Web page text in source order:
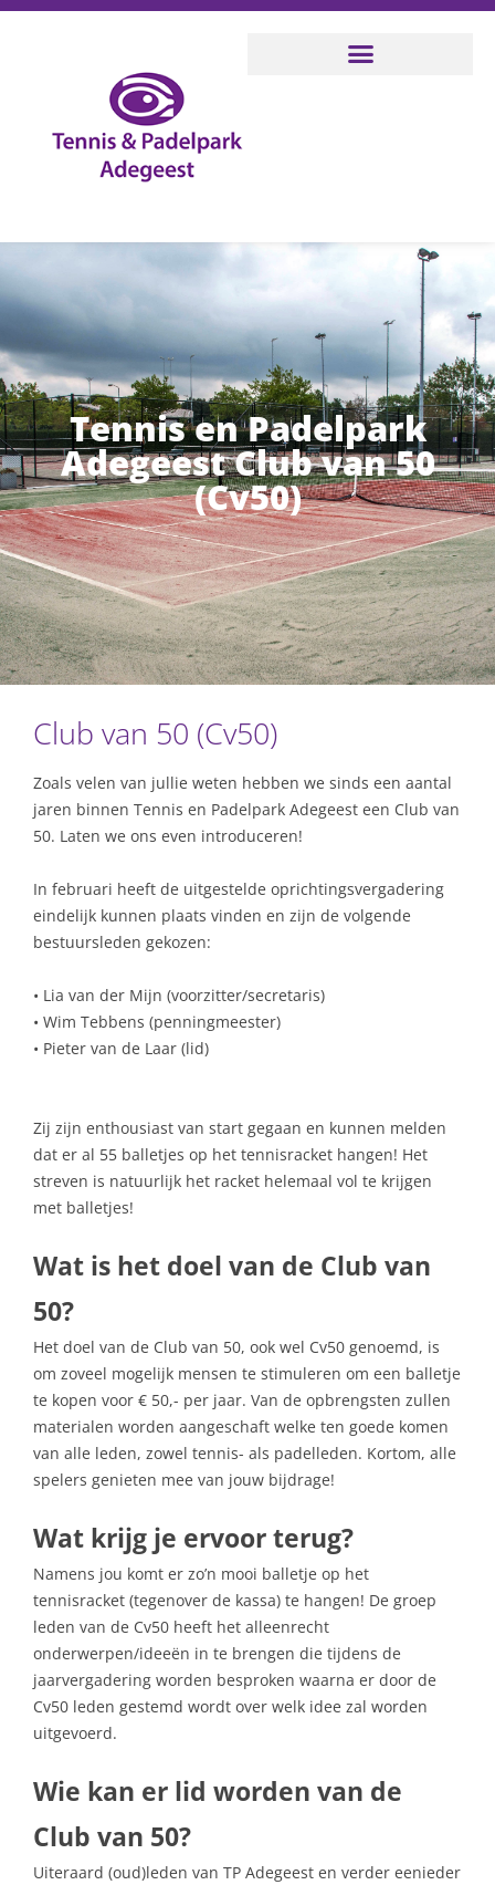
Tennis en Padelpark
Adegeest Club van 50
(Cv50)
Club van 50 (Cv50)
Zoals velen van jullie weten hebben we sinds een aantal
jaren binnen Tennis en Padelpark Adegeest een Club van
50. Laten we ons even introduceren!
In februari heeft de uitgestelde oprichtingsvergadering
eindelijk kunnen plaats vinden en zijn de volgende
bestuursleden gekozen:
• Lia van der Mijn (voorzitter/secretaris)
• Wim Tebbens (penningmeester)
• Pieter van de Laar (lid)
Zij zijn enthousiast van start gegaan en kunnen melden
dat er al 55 balletjes op het tennisracket hangen! Het
streven is natuurlijk het racket helemaal vol te krijgen
met balletjes!
Wat is het doel van de Club van
50?
Het doel van de Club van 50, ook wel Cv50 genoemd, is
om zoveel mogelijk mensen te stimuleren om een balletje
te kopen voor € 50,- per jaar. Van de opbrengsten zullen
materialen worden aangeschaft welke ten goede komen
van alle leden, zowel tennis- als padelleden. Kortom, alle
spelers genieten mee van jouw bijdrage!
Wat krijg je ervoor terug?
Namens jou komt er zo’n mooi balletje op het
tennisracket (tegenover de kassa) te hangen! De groep
leden van de Cv50 heeft het alleenrecht
onderwerpen/ideeën in te brengen die tijdens de
jaarvergadering worden besproken waarna er door de
Cv50 leden gestemd wordt over welk idee zal worden
uitgevoerd.
Wie kan er lid worden van de
Club van 50?
Uiteraard (oud)leden van TP Adegeest en verder eenieder